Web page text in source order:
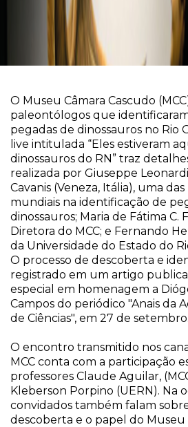
O Museu Câmara Cascudo
paleontólogos que
pegadas de dinossauros no Rio
live intitulada “Eles estiveram
dinossauros do RN” traz
realizada por Giuseppe
Cavanis (Veneza, Itália), uma
mundiais na identificação de
dinossauros; Maria de Fátima C.
Diretora do MCC; e Fernando
da Universidade do Estado do
O processo de descoberta e
registrado em um artigo
especial em homenagem a
Campos do periódico "Anais da
de Ciências", em 27 de setembro.
O encontro transmitido nos
MCC conta com a participação
professores Claude Aguilar,
Kleberson Porpino (UERN). Na
convidados também falam
descoberta e o papel do Museu